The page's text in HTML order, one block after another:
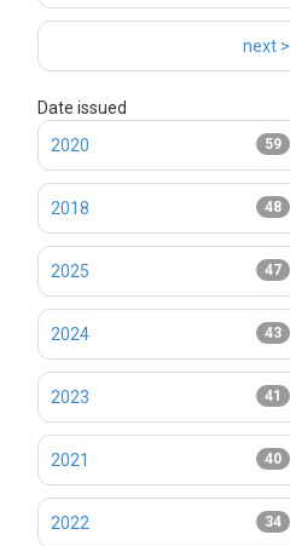
next >
Date issued
59
2020
48
2018
47
2025
43
2024
41
2023
40
2021
34
2022